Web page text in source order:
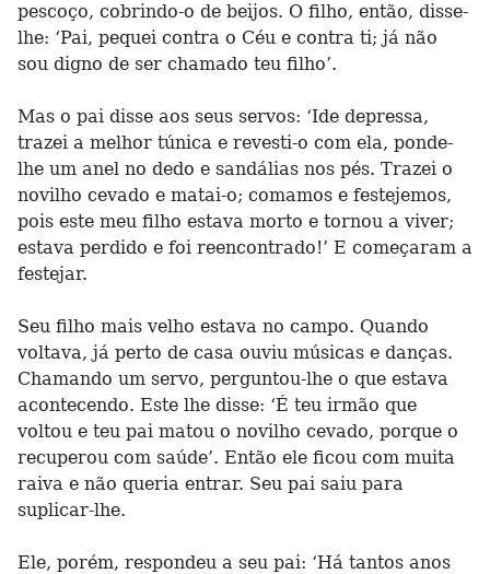
pescoço, cobrindo-o de beijos. O filho, então, disse-
lhe: ‘Pai, pequei contra o Céu e contra ti; já não
sou digno de ser chamado teu filho’.
Mas o pai disse aos seus servos: ‘Ide depressa,
trazei a melhor túnica e revesti-o com ela, ponde-
lhe um anel no dedo e sandálias nos pés. Trazei o
novilho cevado e matai-o; comamos e festejemos,
pois este meu filho estava morto e tornou a viver;
estava perdido e foi reencontrado!’ E começaram a
festejar.
Seu filho mais velho estava no campo. Quando
voltava, já perto de casa ouviu músicas e danças.
Chamando um servo, perguntou-lhe o que estava
acontecendo. Este lhe disse: ‘É teu irmão que
voltou e teu pai matou o novilho cevado, porque o
recuperou com saúde’. Então ele ficou com muita
raiva e não queria entrar. Seu pai saiu para
suplicar-lhe.
Ele, porém, respondeu a seu pai: ‘Há tantos anos